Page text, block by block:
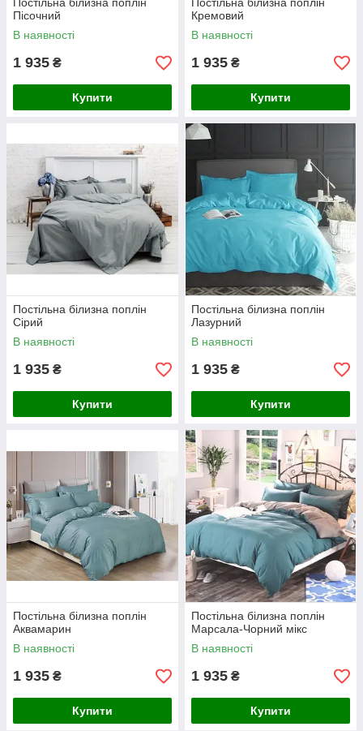
Пісочний
В наявності
1 935 ₴
Купити
Кремовий
В наявності
1 935 ₴
Купити
Постільна білизна поплін
Сірий
В наявності
1 935 ₴
Купити
Постільна білизна поплін
Лазурний
В наявності
1 935 ₴
Купити
Постільна білизна поплін
Аквамарин
В наявності
1 935 ₴
Купити
Постільна білизна поплін
Марсала-Чорний мікс
В наявності
1 935 ₴
Купити